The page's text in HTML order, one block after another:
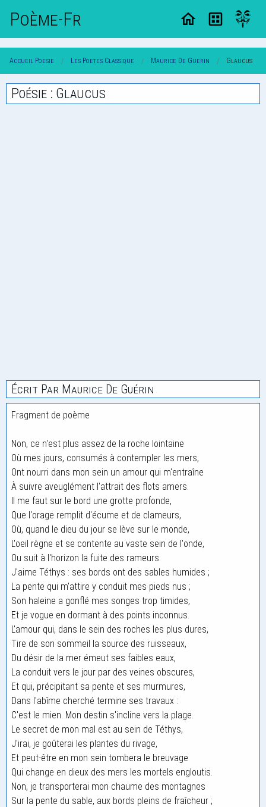
Poème-Fr
Accueil Poesie Les Poetes Classique Maurice De Guerin Glaucus
Poésie : Glaucus
Écrit Par Maurice De Guérin
Fragment de poème
Non, ce n'est plus assez de la roche lointaine
Où mes jours, consumés à contempler les mers,
Ont nourri dans mon sein un amour qui m'entraîne
À suivre aveuglément l'attrait des flots amers.
Il me faut sur le bord une grotte profonde,
Que l'orage remplit d'écume et de clameurs,
Où, quand le dieu du jour se lève sur le monde,
L'oeil règne et se contente au vaste sein de l'onde,
Ou suit à l'horizon la fuite des rameurs.
J'aime Téthys : ses bords ont des sables humides ;
La pente qui m'attire y conduit mes pieds nus ;
Son haleine a gonflé mes songes trop timides,
Et je vogue en dormant à des points inconnus.
L'amour qui, dans le sein des roches les plus dures,
Tire de son sommeil la source des ruisseaux,
Du désir de la mer émeut ses faibles eaux,
La conduit vers le jour par des veines obscures,
Et qui, précipitant sa pente et ses murmures,
Dans l'abîme cherché termine ses travaux :
C'est le mien. Mon destin s'incline vers la plage.
Le secret de mon mal est au sein de Téthys,
J'irai, je goûterai les plantes du rivage,
Et peut-être en mon sein tombera le breuvage
Qui change en dieux des mers les mortels engloutis.
Non, je transporterai mon chaume des montagnes
Sur la pente du sable, aux bords pleins de fraîcheur ;